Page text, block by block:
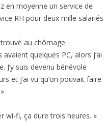
en moyenne un service de
RH pour deux mille salariés
au chômage.
quelques PC, alors j’ai
suis devenu bénévole
et j’ai vu qu’on pouvait faire
wi-fi, ça dure trois heures. »